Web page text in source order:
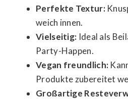
Perfekte Textur:
weich innen.
Vielseitig: Ideal als
Party-Happen.
Vegan freundlich:
Produkte zubereitet
Großartige